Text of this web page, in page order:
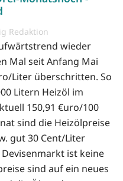
Redaktion
wieder
Mal seit Anfang Mai
Liter überschritten. So
Litern Heizöl im
150,91 €uro/100
sind die Heizölpreise
gut 30 Cent/Liter
ist keine
sind auf ein neues